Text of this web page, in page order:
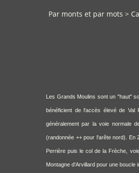
Par monts et par mots >
Les Grands Moulins sont un "haut"
bénéficient de l'accès élevé de
généralement par la voie normale
(randonnée ++ pour l'arête nord).
Perrière puis le col de la Frèche,
Montagne d'Arvillard pour une boucle